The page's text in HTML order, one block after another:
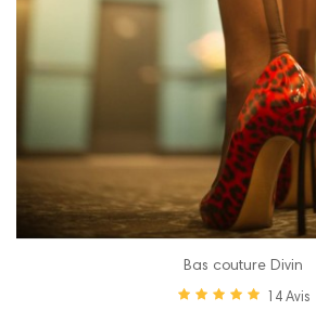
Bas couture Divin
14 Avis